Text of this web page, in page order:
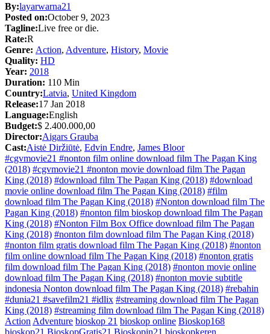
By:layarwarna21
Posted on:October 9, 2023
Tagline:Live free or die.
Rate:R
Genre: Action, Adventure, History, Movie
Quality: HD
Year: 2018
Duration: 110 Min
Country:Latvia, United Kingdom
Release:17 Jan 2018
Language:English
Budget:$ 2.400.000,00
Director:Aigars Grauba
Cast:Aistė Diržiūtė, Edvin Endre, James Bloor
#cgvmovie21 #nonton film online download film The Pagan King
(2018) #cgvmovie21 #nonton movie download film The Pagan
King (2018) #download film The Pagan King (2018) #download
movie online download film The Pagan King (2018) #film
download film The Pagan King (2018) #Nonton download film The
Pagan King (2018) #nonton film bioskop download film The Pagan
King (2018) #Nonton Film Box Office download film The Pagan
King (2018) #nonton film download film The Pagan King (2018)
#nonton film gratis download film The Pagan King (2018) #nonton
film online download film The Pagan King (2018) #nonton gratis
film download film The Pagan King (2018) #nonton movie online
download film The Pagan King (2018) #nonton movie subtitle
indonesia Nonton download film The Pagan King (2018) #rebahin
#dunia21 #savefilm21 #idlix #streaming download film The Pagan
King (2018) #streaming film download film The Pagan King (2018)
Action Adventure bioskop 21 bioskop online Bioskop168
bioskop21 BioskopGratis21 Bioskopin21 bioskopkeren